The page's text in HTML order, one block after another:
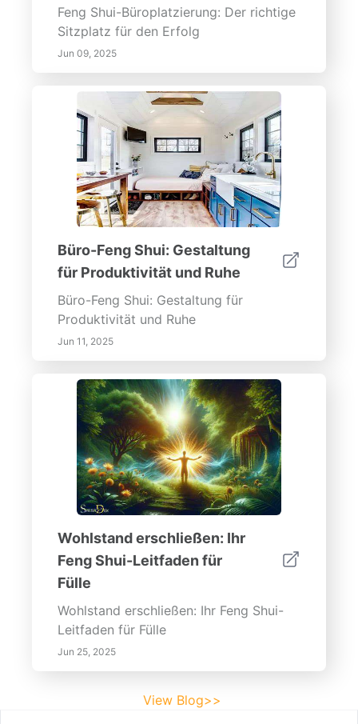
Feng Shui-Büroplatzierung: Der richtige
Sitzplatz für den Erfolg
Jun 09, 2025
Büro-Feng Shui: Gestaltung
für Produktivität und Ruhe
Büro-Feng Shui: Gestaltung für
Produktivität und Ruhe
Jun 11, 2025
Wohlstand erschließen: Ihr
Feng Shui-Leitfaden für
Fülle
Wohlstand erschließen: Ihr Feng Shui-
Leitfaden für Fülle
Jun 25, 2025
View Blog>>